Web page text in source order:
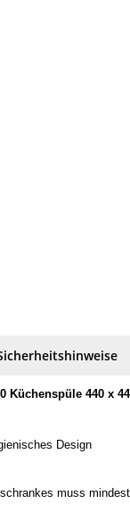
Küchenspüle 440 x
Design
muss